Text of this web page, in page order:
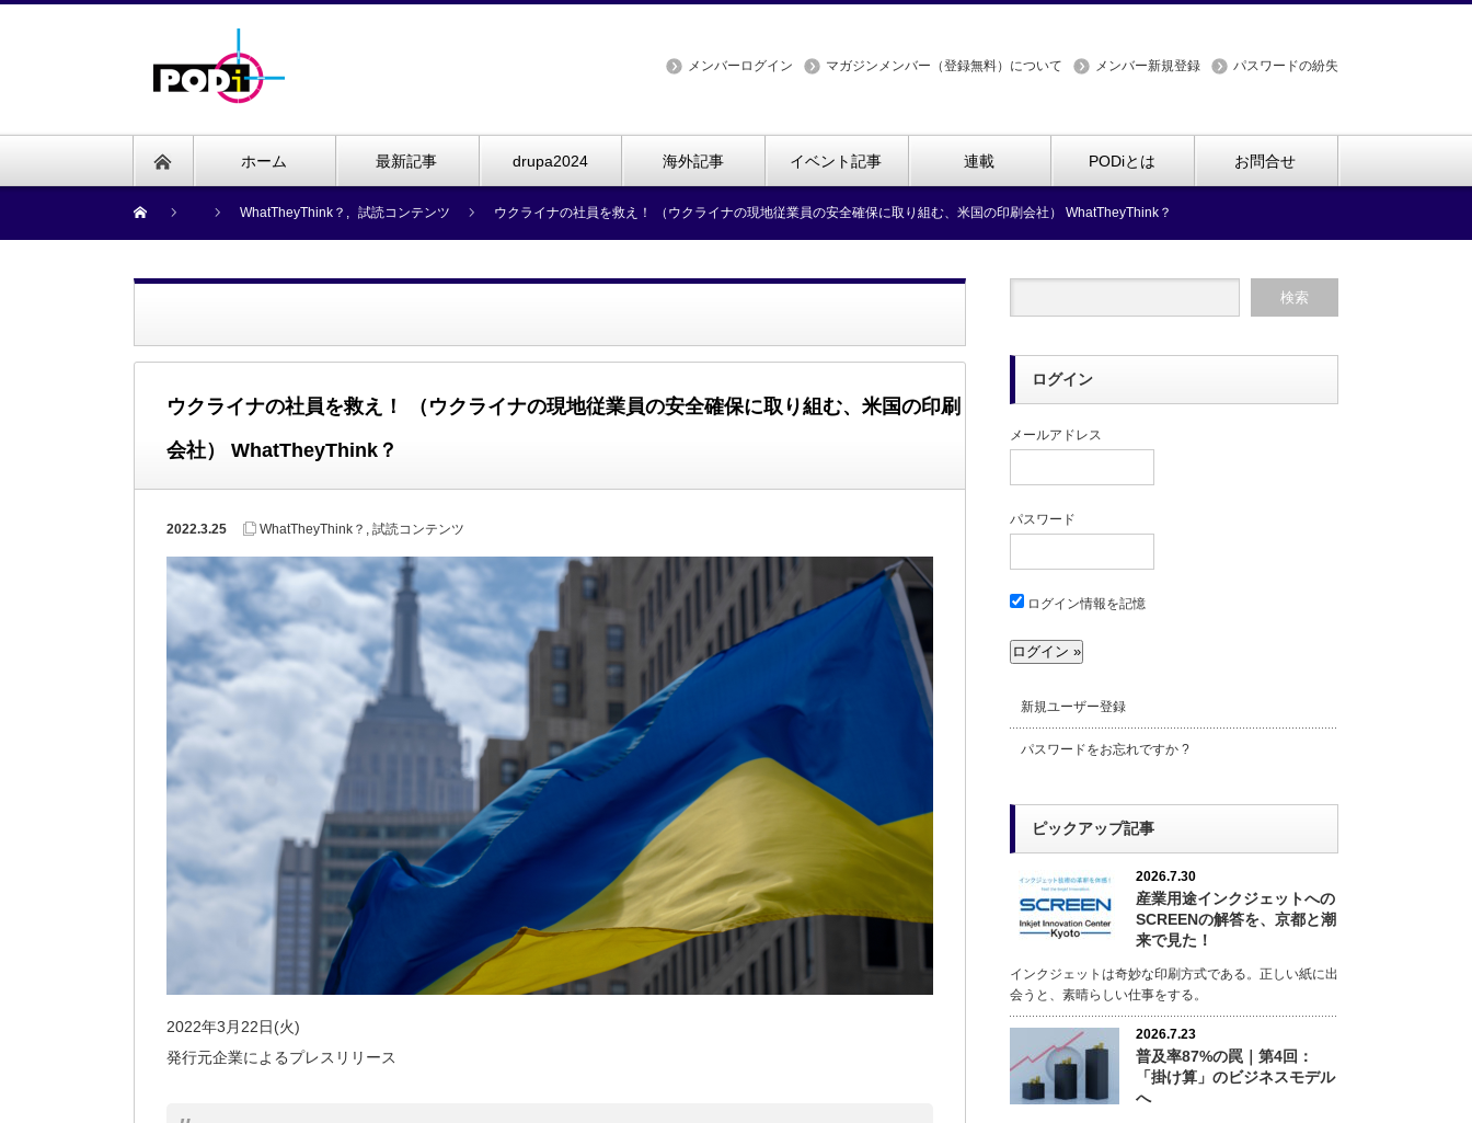
メンバーログイン マガジンメンバー（登録無料）について メンバー新規登録 パスワードの紛失
ホーム 最新記事 drupa2024 海外記事 イベント記事 連載 PODiとは お問合せ
WhatTheyThink？ , 試読コンテンツ ウクライナの社員を救え！ （ウクライナの現地従業員の安全確保に取り組む、米国の印刷会社） WhatTheyThink？
ウクライナの社員を救え！ （ウクライナの現地従業員の安全確保に取り組む、米国の印刷
会社） WhatTheyThink？
2022.3.25 WhatTheyThink？ , 試読コンテンツ
2022年3月22日(火)
発行元企業によるプレスリリース
ログイン
メールアドレス
パスワード
ログイン情報を記憶
新規ユーザー登録
パスワードをお忘れですか ?
ピックアップ記事
2026.7.30
産業用途インクジェットへの
SCREENの解答を、京都と潮
来で見た！
インクジェットは奇妙な印刷方式である。正しい紙に出
会うと、素晴らしい仕事をする。
2026.7.23
普及率87%の罠｜第4回：
「掛け算」のビジネスモデル
へ